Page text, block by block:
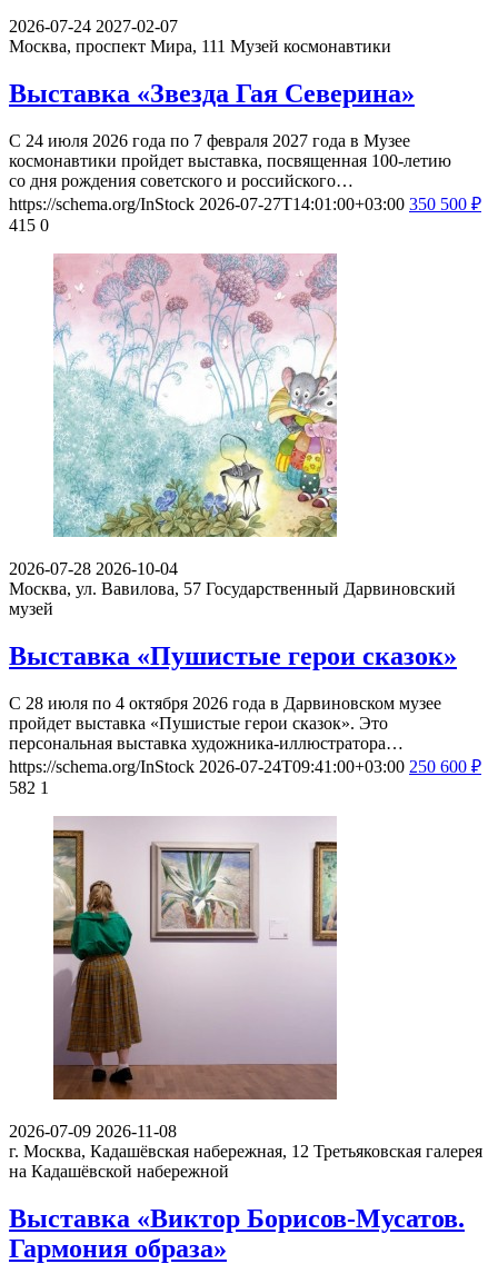
2026-07-24 2027-02-07
Москва, проспект Мира, 111 Музей космонавтики
Выставка «Звезда Гая Северина»
С 24 июля 2026 года по 7 февраля 2027 года в Музее
космонавтики пройдет выставка, посвященная 100-летию
со дня рождения советского и российского…
https://schema.org/InStock 2026-07-27T14:01:00+03:00 350 500 ₽
415 0
2026-07-28 2026-10-04
Москва, ул. Вавилова, 57 Государственный Дарвиновский
музей
Выставка «Пушистые герои сказок»
С 28 июля по 4 октября 2026 года в Дарвиновском музее
пройдет выставка «Пушистые герои сказок». Это
персональная выставка художника-иллюстратора…
https://schema.org/InStock 2026-07-24T09:41:00+03:00 250 600 ₽
582 1
2026-07-09 2026-11-08
г. Москва, Кадашёвская набережная, 12 Третьяковская галерея
на Кадашёвской набережной
Выставка «Виктор Борисов-Мусатов.
Гармония образа»